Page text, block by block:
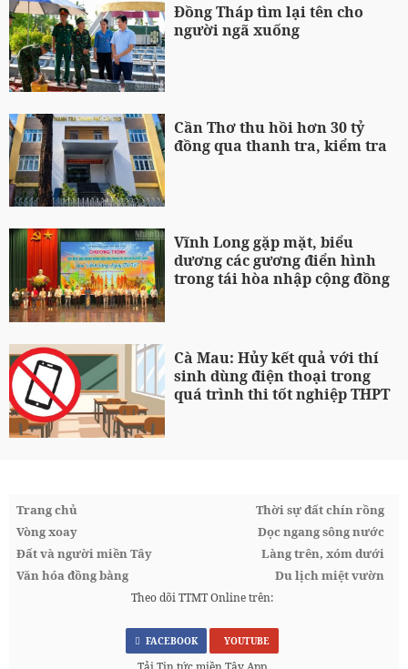
Đồng Tháp tìm lại tên cho
người ngã xuống
Cần Thơ thu hồi hơn 30 tỷ
đồng qua thanh tra, kiểm tra
Vĩnh Long gặp mặt, biểu
dương các gương điển hình
trong tái hòa nhập cộng đồng
Cà Mau: Hủy kết quả với thí
sinh dùng điện thoại trong
quá trình thi tốt nghiệp THPT
Trang chủ
Thời sự đất chín rồng
Vòng xoay
Dọc ngang sông nước
Đất và người miền Tây
Làng trên, xóm dưới
Văn hóa đồng bằng
Du lịch miệt vườn
Theo dõi TTMT Online trên:
FACEBOOK YOUTUBE